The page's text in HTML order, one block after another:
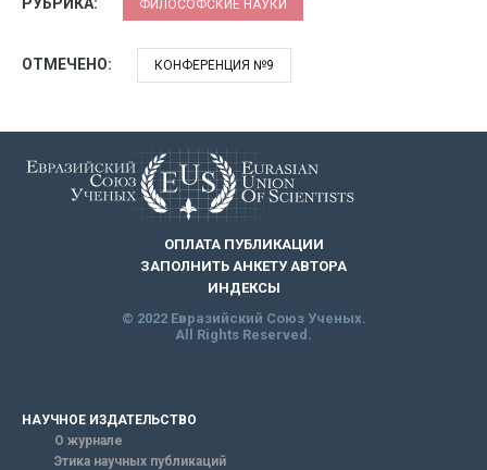
ФИЛОСОФСКИЕ НАУКИ
ОТМЕЧЕНО: КОНФЕРЕНЦИЯ №9
ОПЛАТА ПУБЛИКАЦИИ
ЗАПОЛНИТЬ АНКЕТУ АВТОРА
ИНДЕКСЫ
© 2022 Евразийский Союз Ученых.
All Rights Reserved.
НАУЧНОЕ ИЗДАТЕЛЬСТВО
О журнале
Этика научных публикаций